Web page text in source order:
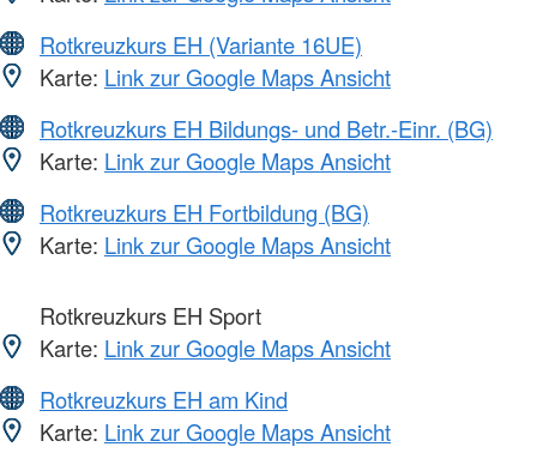
Rotkreuzkurs EH (Variante 16UE)
Karte: Link zur Google Maps Ansicht
Rotkreuzkurs EH Bildungs- und Betr.-Einr. (BG)
Karte: Link zur Google Maps Ansicht
Rotkreuzkurs EH Fortbildung (BG)
Karte: Link zur Google Maps Ansicht
Rotkreuzkurs EH Sport
Karte: Link zur Google Maps Ansicht
Rotkreuzkurs EH am Kind
Karte: Link zur Google Maps Ansicht